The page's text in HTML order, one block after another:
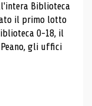
Biblioteca
il primo lotto
0-18, il
gli uffici